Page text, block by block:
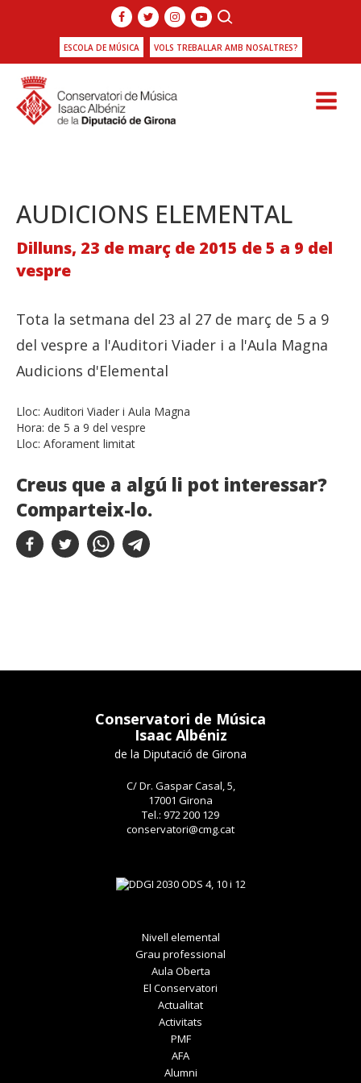
ESCOLA DE MÚSICA VOLS TREBALLAR AMB NOSALTRES?
AUDICIONS ELEMENTAL
Dilluns, 23 de març de 2015 de 5 a 9 del
vespre
Tota la setmana del 23 al 27 de març de 5 a 9
del vespre a l'Auditori Viader i a l'Aula Magna
Audicions d'Elemental
Lloc: Auditori Viader i Aula Magna
Hora: de 5 a 9 del vespre
Lloc: Aforament limitat
Creus que a algú li pot interessar?
Comparteix-lo.
Conservatori de Música
Isaac Albéniz
de la Diputació de Girona
C/ Dr. Gaspar Casal, 5,
17001 Girona
Tel.: 972 200 129
conservatori@cmg.cat
Nivell elemental
Grau professional
Aula Oberta
El Conservatori
Actualitat
Activitats
PMF
AFA
Alumni